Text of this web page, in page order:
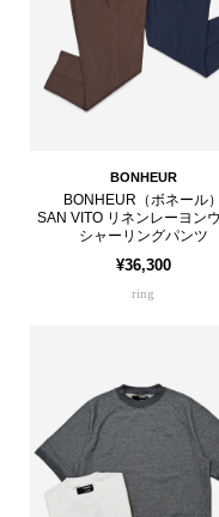
BONHEUR
BONHEUR（ボネール）
SAN VITO リネンレーヨン
シャーリングパンツ
¥36,300
ring